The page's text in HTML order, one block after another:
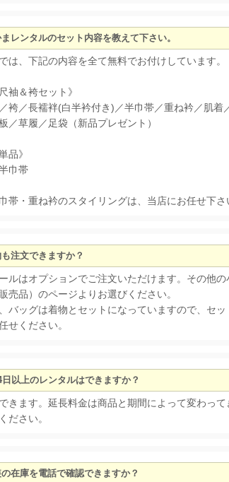
レンタルのセット内容を教えて下さい。
は、下記の内容を全て無料でお付けしています。
袖＆袴セット》
袴／長襦袢(白半衿付き)／半巾帯／重ね衿／肌
／草履／足袋（新品プレゼント）
品》
巾帯
帯・重ね衿のスタイリングは、当店にお任せ下さ
注文できますか？
ルはオプションでご注文いただけます。その他
売品）のページよりお選びください。
バッグは着物とセットになっていますので、セ
せください。
日以上のレンタルはできますか？
きます。延長料金は商品と期間によって変わっ
ださい。
在庫を電話で確認できますか？